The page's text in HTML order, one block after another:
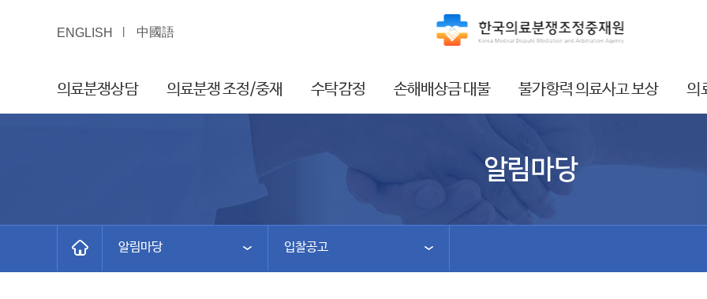
ENGLISH 中國語
의료분쟁상담 의료분쟁 조정/중재 수탁감정 손해배상금 대불 불가항력 의료사고 보상 의
알림마당
알림마당 입찰공고